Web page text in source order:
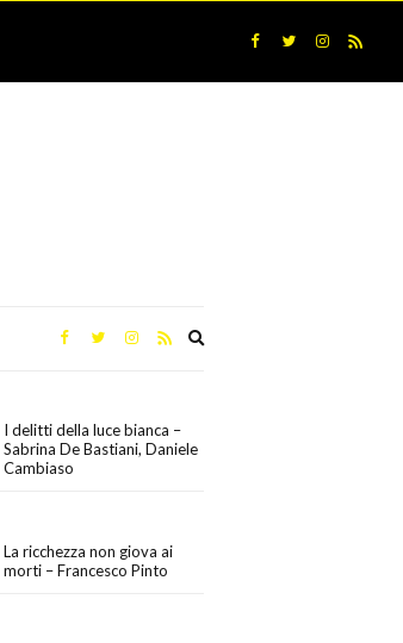
I delitti della luce bianca –
Sabrina De Bastiani, Daniele
Cambiaso
La ricchezza non giova ai
morti – Francesco Pinto